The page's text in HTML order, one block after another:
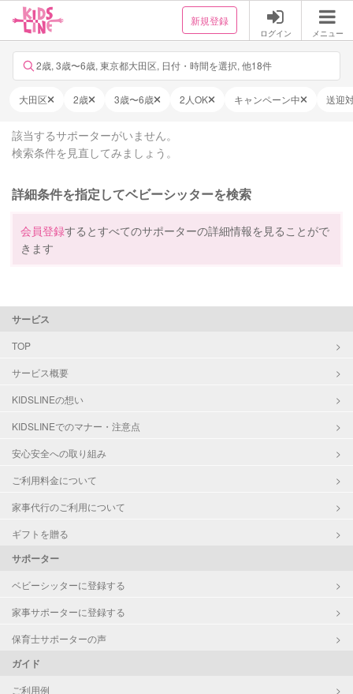
新規登録
ログイン メニュー
2歳, 3歳〜6歳, 東京都大田区, 日付・時間を選択, 他18件
大田区 2歳 3歳〜6歳 2人OK キャンペーン中 送迎
該当するサポーターがいません。
検索条件を見直してみましょう。
詳細条件を指定してベビーシッターを検索
会員登録するとすべてのサポーターの詳細情報を見ることがで
きます
サービス
TOP
サービス概要
KIDSLINEの想い
KIDSLINEでのマナー・注意点
安心安全への取り組み
ご利用料金について
家事代行のご利用について
ギフトを贈る
サポーター
ベビーシッターに登録する
家事サポーターに登録する
保育士サポーターの声
ガイド
ご利用例